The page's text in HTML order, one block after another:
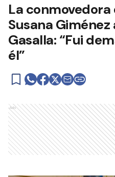
La
Susana
Gasalla: “Fui
él”
Ads